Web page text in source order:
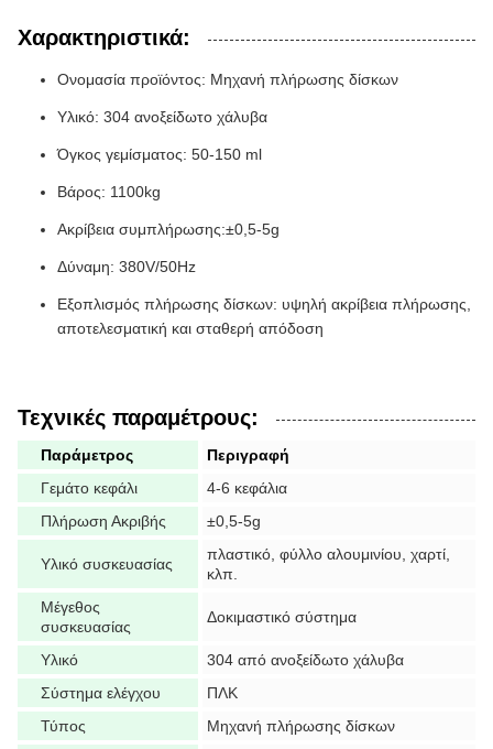
Χαρακτηριστικά:
Ονομασία προϊόντος: Μηχανή πλήρωσης δίσκων
Υλικό: 304 ανοξείδωτο χάλυβα
Όγκος γεμίσματος: 50-150 ml
Βάρος: 1100kg
Ακρίβεια συμπλήρωσης:±0,5-5g
Δύναμη: 380V/50Hz
Εξοπλισμός πλήρωσης δίσκων: υψηλή ακρίβεια πλήρωσης,
αποτελεσματική και σταθερή απόδοση
Τεχνικές παραμέτρους:
Παράμετρος
Περιγραφή
Γεμάτο κεφάλι
4-6 κεφάλια
Πλήρωση Ακριβής
±0,5-5g
Υλικό συσκευασίας
πλαστικό, φύλλο αλουμινίου, χαρτί,
κλπ.
Μέγεθος
συσκευασίας
Δοκιμαστικό σύστημα
Υλικό
304 από ανοξείδωτο χάλυβα
Σύστημα ελέγχου
ΠΛΚ
Τύπος
Μηχανή πλήρωσης δίσκων